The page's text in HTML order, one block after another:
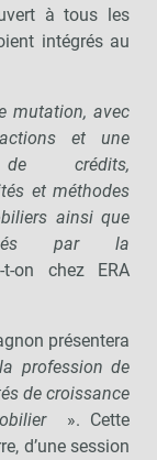
à tous les
intégrés au
mutation, avec
et une
crédits,
et méthodes
ainsi que
par la
on chez ERA
présentera
profession de
de croissance
». Cette
d’une session